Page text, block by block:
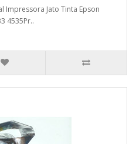
Impressora Jato Tinta Epson
4535Pr..